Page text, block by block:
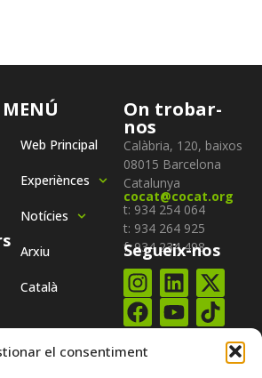
el consentiment
MENÚ
Web Principal
Experiènces
Notícies
Arxiu
Català
On trobar-
nos
Calàbria, 120, baixos
08015 Barcelona
Catalunya
cocat@cocat.org
t: 934 254 064
t: 934 264 925
f: 934 234 498
Segueix-nos
nostre